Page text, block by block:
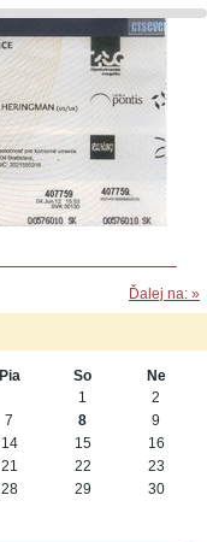
Ďalej na: »
Pia So
Ne
1
2
7 8
9
14 15
16
21 22
23
28 29
30